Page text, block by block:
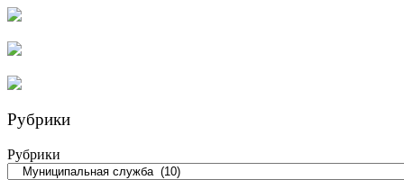
Рубрики
Рубрики